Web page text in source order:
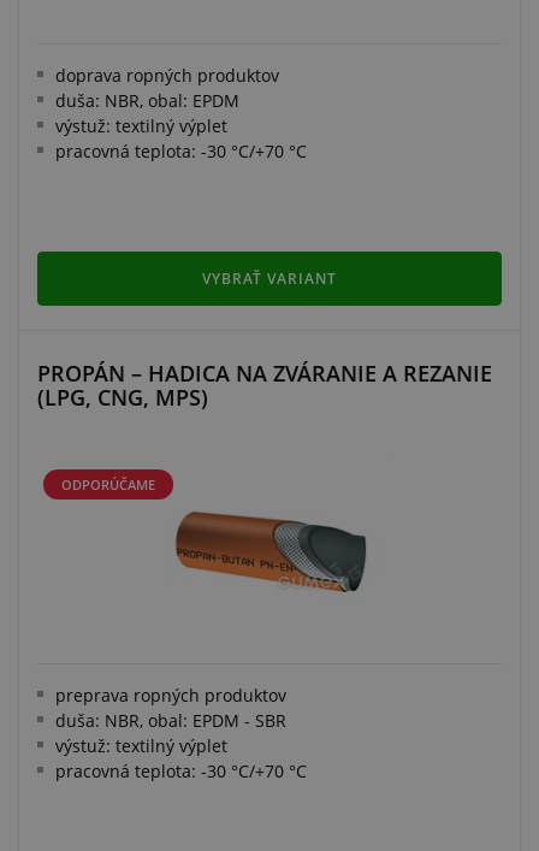
doprava ropných produktov
duša: NBR, obal: EPDM
výstuž: textilný výplet
pracovná teplota: -30 °C/+70 °C
VYBRAŤ VARIANT
PROPÁN – HADICA NA ZVÁRANIE A REZANIE
(LPG, CNG, MPS)
ODPORÚČAME
preprava ropných produktov
duša: NBR, obal: EPDM - SBR
výstuž: textilný výplet
pracovná teplota: -30 °C/+70 °C